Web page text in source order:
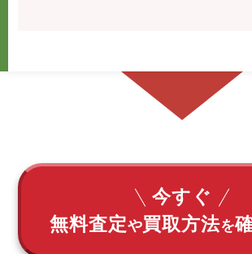
今すぐ
無料査定や買取方法を